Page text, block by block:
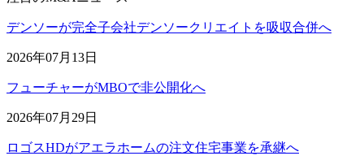
デンソーが完全子会社デンソークリエイトを吸収合併へ
2026年07月13日
フューチャーがMBOで非公開化へ
2026年07月29日
ロゴスHDがアエラホームの注文住宅事業を承継へ